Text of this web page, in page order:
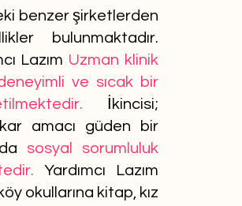
benzer şirketlerden
bulunmaktadır.
Lazım Uzman klinik
ve sıcak bir
İkincisi;
kar amacı güden bir
sosyal sorumluluk
Yardımcı Lazım
okullarına kitap, kız